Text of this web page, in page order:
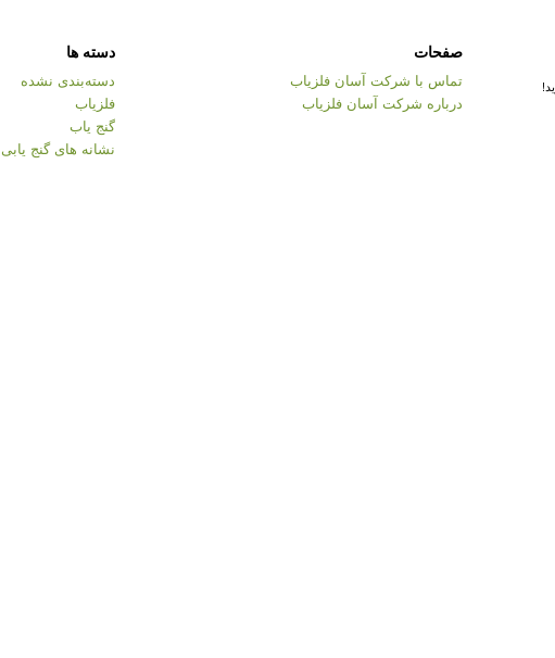
صفحات
تماس با شرکت آسان فلزیاب
درباره شرکت آسان فلزیاب
دسته ها
دسته‌بندی نشده
فلزیاب
گنج یاب
نشانه های گنج یابی